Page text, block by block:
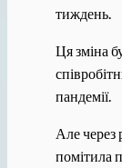
тиждень.
Ця зміна
пандемії.
Але через
помітила